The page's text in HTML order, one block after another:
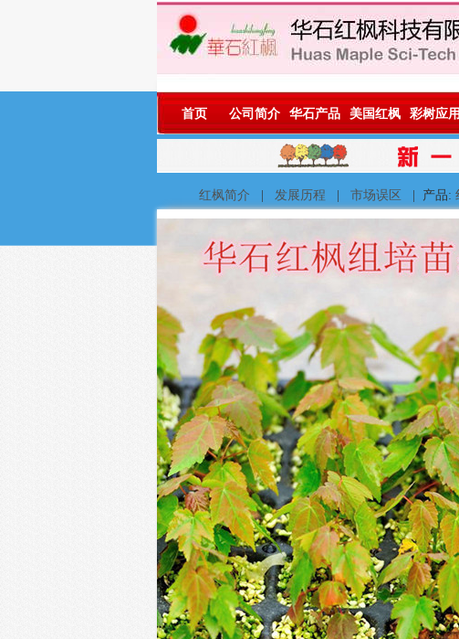
首页 公司简介 华石产品 美国红枫 彩树应用
红枫简介 发展历程 市场误区 | 产品: